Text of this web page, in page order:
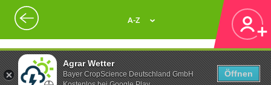
Agrar Wetter
Bayer CropScience Deutschland GmbH
Öffnen
A-Z